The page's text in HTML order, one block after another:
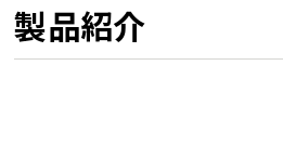
製品紹介